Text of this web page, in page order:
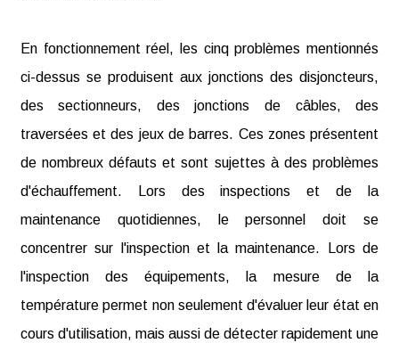
En fonctionnement réel, les cinq problèmes mentionnés
ci-dessus se produisent aux jonctions des disjoncteurs,
des sectionneurs, des jonctions de câbles, des
traversées et des jeux de barres. Ces zones présentent
de nombreux défauts et sont sujettes à des problèmes
d'échauffement. Lors des inspections et de la
maintenance quotidiennes, le personnel doit se
concentrer sur l'inspection et la maintenance. Lors de
l'inspection des équipements, la mesure de la
température permet non seulement d'évaluer leur état en
cours d'utilisation, mais aussi de détecter rapidement une